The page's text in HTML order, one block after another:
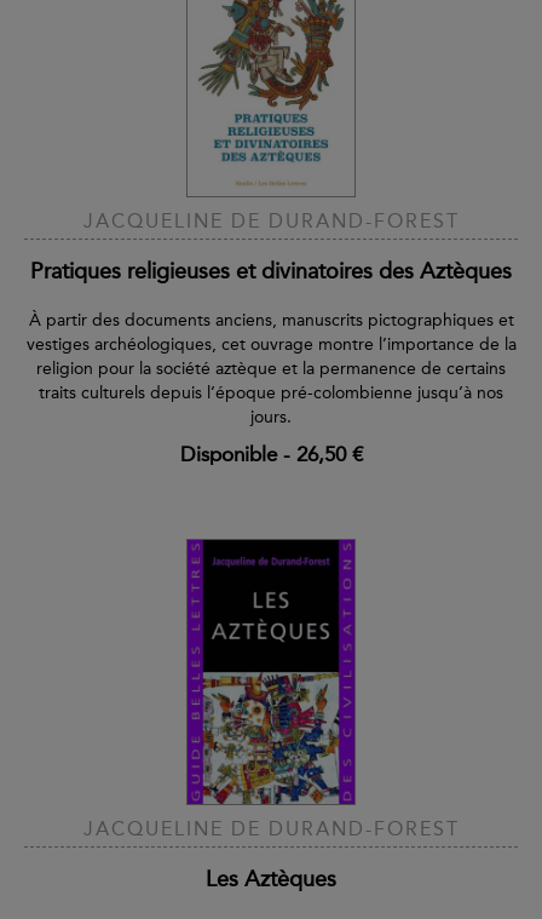
JACQUELINE DE DURAND-FOREST
Pratiques religieuses et divinatoires des Aztèques
À partir des documents anciens, manuscrits pictographiques et
vestiges archéologiques, cet ouvrage montre l’importance de la
religion pour la société aztèque et la permanence de certains
traits culturels depuis l’époque pré-colombienne jusqu’à nos
jours.
Disponible- 26,50 €
JACQUELINE DE DURAND-FOREST
Les Aztèques